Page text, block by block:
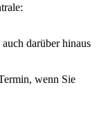
darüber hinaus
wenn Sie